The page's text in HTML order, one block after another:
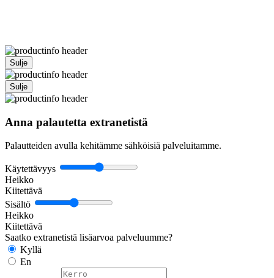
Sulje
Sulje
Anna palautetta extranetistä
Palautteiden avulla kehitämme sähköisiä palveluitamme.
Käytettävyys
Heikko
Kiitettävä
Sisältö
Heikko
Kiitettävä
Saatko extranetistä lisäarvoa palveluumme?
Kyllä
En